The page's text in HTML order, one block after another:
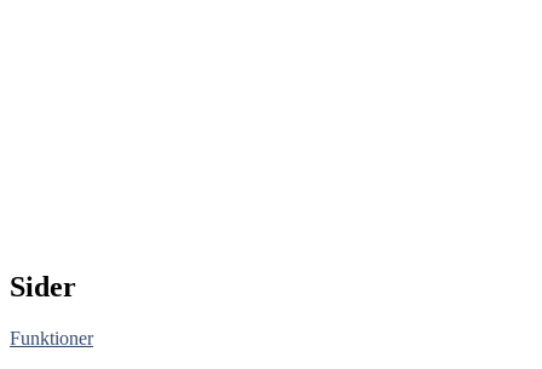
Sider
Funktioner